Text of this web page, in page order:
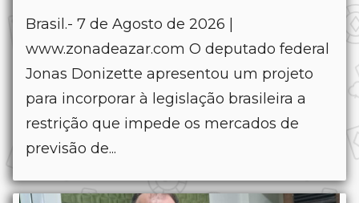
Brasil.- 7 de Agosto de 2026 |
www.zonadeazar.com O deputado federal
Jonas Donizette apresentou um projeto
para incorporar à legislação brasileira a
restrição que impede os mercados de
previsão de...